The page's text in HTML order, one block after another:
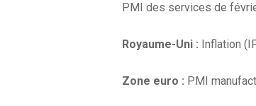
PMI des services de
Royaume-Uni : Inflation
Zone euro : PMI